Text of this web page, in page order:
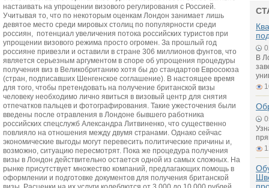
настаивать на упрощении визового регулирования с Россией.
Учитывая то, что по некоторым оценкам Лондон занимает лишь
девятое место среди мировых столиц по популярности среди
россиян, потенциал увеличения потока российских туристов при
упрощении визового режима просто огромен. За прошлый год
россияне привезли и оставили в стране 306 миллионов фунтов, что
является серьезным аргументом в споре об упрощения процедуры
получения виз в Великобританию хотя бы до стандартов Евросоюза
(стран, подписавших Шенгенское соглашение). В настоящее время
для того, чтобы претендовать на получение британской визы
человеку необходимо лично явиться в визовый центр для снятия
отпечатков пальцев и фотографирования. Такие ужесточения были
введены после отравления в Лондоне бывшего работника
российских спецслужб Александра Литвиненко, что существенно
повлияло на отношения между двумя странами. Однако сейчас
экономические выгоды могут перевесить политические причины и,
возможно, ситуацию пересмотрят. Пока же процедура получения
визы в Лондон действительно остается одной из самых сложных. На
рынке присутствует множество компаний, предлагающих помощь в
оформлении и подготовке документов для получения британской
В